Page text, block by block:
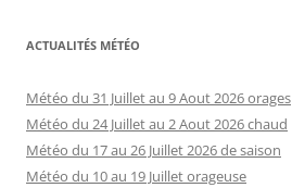
ACTUALITÉS MÉTÉO
Météo du 31 Juillet au 9 Aout 2026 orages
Météo du 24 Juillet au 2 Aout 2026 chaud
Météo du 17 au 26 Juillet 2026 de saison
Météo du 10 au 19 Juillet orageuse